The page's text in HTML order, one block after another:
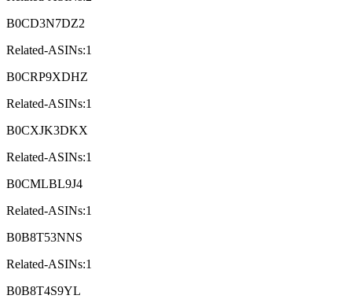
B0CD3N7DZ2
Related-ASINs:1
B0CRP9XDHZ
Related-ASINs:1
B0CXJK3DKX
Related-ASINs:1
B0CMLBL9J4
Related-ASINs:1
B0B8T53NNS
Related-ASINs:1
B0B8T4S9YL